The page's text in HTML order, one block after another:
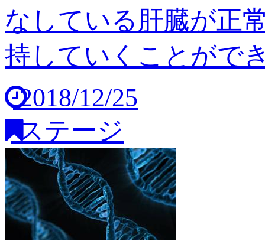
なしている肝臓が正
持していくことがで
2018/12/25
ステージ